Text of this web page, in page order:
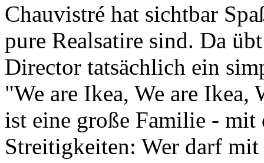
Chauvistré hat sichtbar
pure Realsatire sind. Da
Director tatsächlich ein
"We are Ikea, We are Ikea,
ist eine große Familie -
Streitigkeiten: Wer darf mit